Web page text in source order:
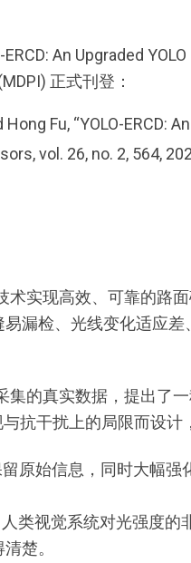
An Upgraded
正式刊登：
Fu, “YOLO-ERCD:
vol. 26, no. 2, 564,
实现高效、可靠的路
漏检、光线变化适应
的真实数据，提出了
抗干扰上的局限而设计
原始信息，同时大幅
类视觉系统对光强度的
楚。